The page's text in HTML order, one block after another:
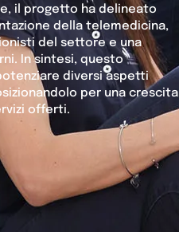
il progetto ha delineato
della telemedicina,
del settore e una
In sintesi, questo
diversi aspetti
per una crescita
offerti.